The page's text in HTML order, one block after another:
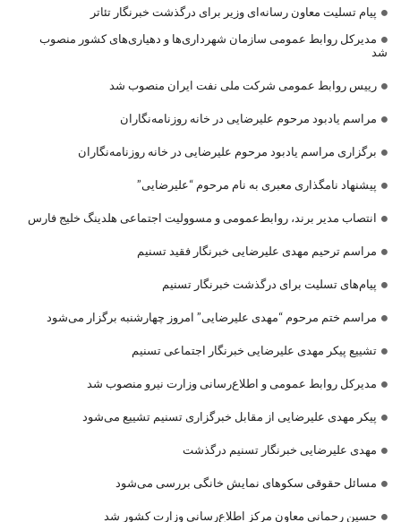
پیام تسلیت معاون رسانه‌ای وزیر برای درگذشت خبرنگار تئاتر
مدیرکل روابط عمومی سازمان شهرداری‌ها و دهیاری‌های کشور منصوب
شد
رییس روابط عمومی شرکت ملی نفت ایران منصوب شد
مراسم یادبود مرحوم علیرضایی در خانه روزنامه‌نگاران
برگزاری مراسم یادبود مرحوم علیرضایی در خانه روزنامه‌نگاران
پیشنهاد نامگذاری معبری به نام مرحوم “علیرضایی”
انتصاب مدیر برند، روابط‌عمومی و مسوولیت اجتماعی هلدینگ خلیج فارس
مراسم ترحیم مهدی علیرضایی خبرنگار فقید تسنیم
پیام‌های تسلیت برای درگذشت خبرنگار تسنیم
مراسم ختم مرحوم “مهدی علیرضایی” امروز چهارشنبه برگزار می‌شود
تشییع پیکر مهدی علیرضایی خبرنگار اجتماعی تسنیم
مدیرکل روابط عمومی و اطلاع‌رسانی وزارت نیرو منصوب شد
پیکر مهدی علیرضایی از مقابل خبرگزاری تسنیم تشییع می‌شود
مهدی علیرضایی خبرنگار تسنیم درگذشت
مسائل حقوقی سکوهای نمایش خانگی بررسی می‌شود
حسین رحمانی معاون مرکز اطلاع‌رسانی وزارت کشور شد